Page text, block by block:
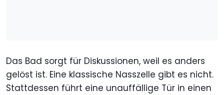
Das Bad sorgt für Diskussionen, weil es anders
gelöst ist. Eine klassische Nasszelle gibt es nicht.
Stattdessen führt eine unauffällige Tür in einen